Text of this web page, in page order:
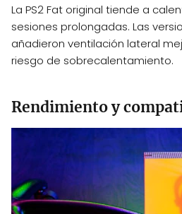
La PS2 Fat original tiende a
sesiones prolongadas. Las
añadieron ventilación lateral
riesgo de sobrecalentamiento.
Rendimiento y